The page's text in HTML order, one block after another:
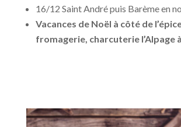
16/12 Saint André puis Barème en
Vacances de Noël à côté de
fromagerie, charcuterie l’Alpage